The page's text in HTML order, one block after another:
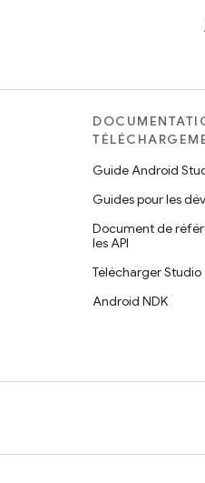
Guide Android
Guides pour les
Document de
les API
Télécharger Studio
Android NDK